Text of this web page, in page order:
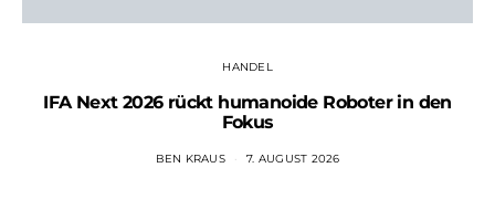
HANDEL
IFA Next 2026 rückt humanoide Roboter in den
Fokus
BEN KRAUS 7. AUGUST 2026